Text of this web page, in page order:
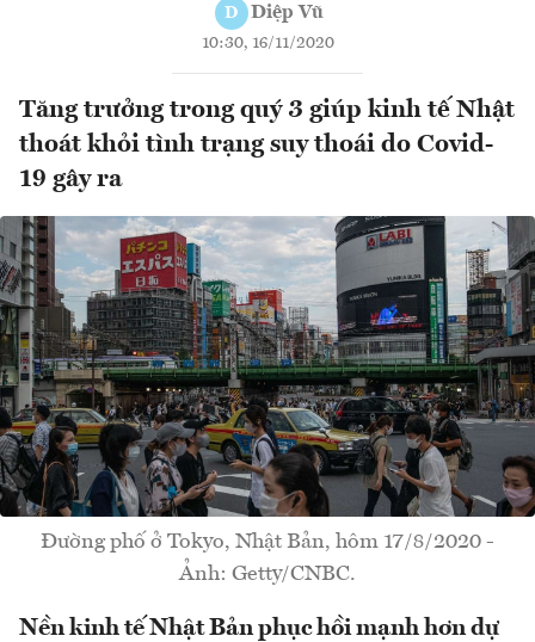
D Diệp Vũ
10:30, 16/11/2020
Tăng trưởng trong quý 3 giúp kinh tế Nhật
thoát khỏi tình trạng suy thoái do Covid-
19 gây ra
Đường phố ở Tokyo, Nhật Bản, hôm 17/8/2020 -
Ảnh: Getty/CNBC.
Nền kinh tế Nhật Bản phục hồi mạnh hơn dự